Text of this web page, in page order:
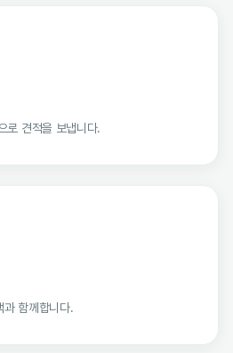
로 견적을 보냅니다.
과 함께합니다.